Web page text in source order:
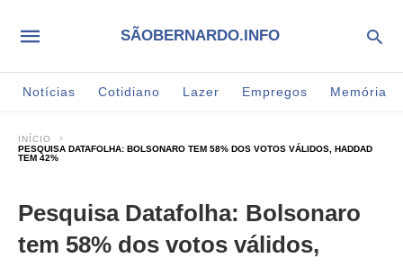
SÃOBERNARDO.INFO
Notícias Cotidiano Lazer Empregos Memória
INÍCIO
PESQUISA DATAFOLHA: BOLSONARO TEM 58% DOS VOTOS VÁLIDOS, HADDAD
TEM 42%
Pesquisa Datafolha: Bolsonaro
tem 58% dos votos válidos,